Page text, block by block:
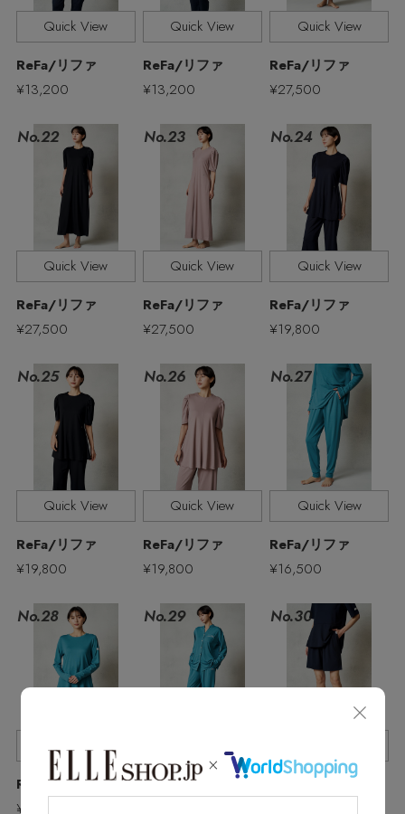
ELLE SHOP 公式アプリ
Quick View
ReFa/リファ
¥13,200
Quick View
ReFa/リファ
¥13,200
Quick View
ReFa/リファ
¥27,500
No.22
Quick View
ReFa/リファ
¥27,500
No.23
Quick View
ReFa/リファ
¥27,500
No.24
Quick View
ReFa/リファ
¥19,800
No.25
Quick View
ReFa/リファ
¥19,800
No.26
Quick View
ReFa/リファ
¥19,800
No.27
Quick View
ReFa/リファ
¥16,500
No.28
Quick View
ReFa/リファ
¥12,100
No.29
ReFa/リファ
No.30
ReFa/リファ